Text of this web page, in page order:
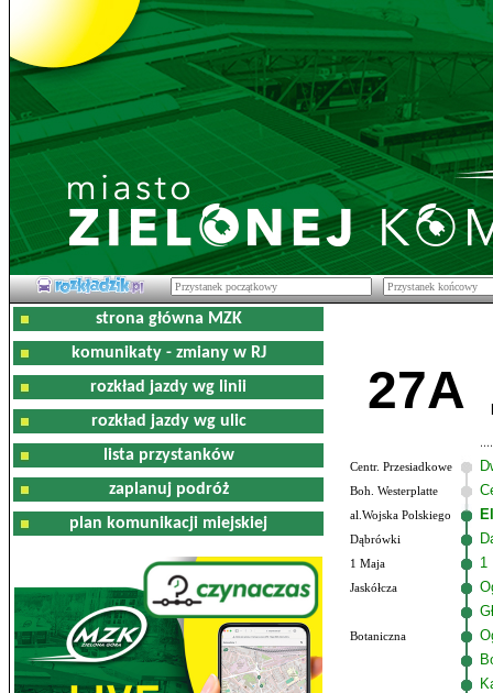
strona główna MZK
komunikaty - zmiany w RJ
rozkład jazdy wg linii
rozkład jazdy wg ulic
lista przystanków
zaplanuj podróż
plan komunikacji miejskiej
27A
Centr. Przesiadkowe
Boh. Westerplatte
al.Wojska Polskiego
Dąbrówki
1 Maja 1
Jaskółcza
Botaniczna